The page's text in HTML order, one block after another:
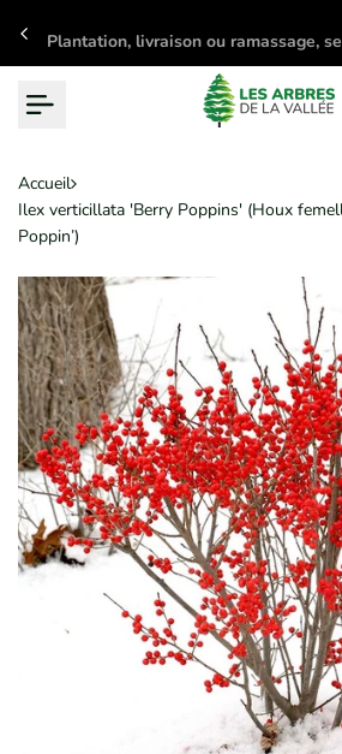
au
contenu
Plantation, livraison ou ramassage,
Accueil
Ilex verticillata 'Berry Poppins' (Houx
Poppin’)